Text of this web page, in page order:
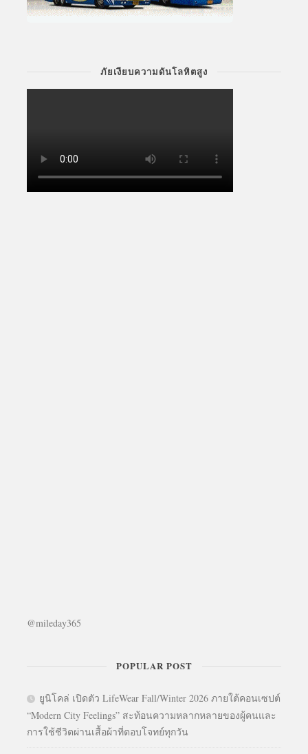
ภัยเงียบความดันโลหิตสูง
@mileday365
POPULAR POST
ยูนิโคล่ เปิดตัว LifeWear Fall/Winter 2026 ภายใต้คอนเซปต์
“Modern City Feelings” สะท้อนความหลากหลายของผู้คนและ
การใช้ชีวิตผ่านเสื้อผ้าที่ตอบโจทย์ทุกวัน